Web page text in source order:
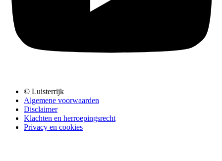
© Luisterrijk
Algemene voorwaarden
Disclaimer
Klachten en herroepingsrecht
Privacy en cookies